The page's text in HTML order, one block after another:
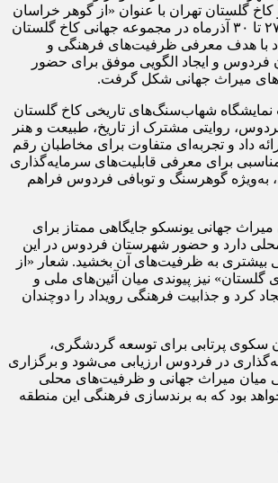
گلستان تهران با عنوان «از گوهر خراسان
تا یلدای گلستان» از ۲۷ تا ۳۰ آذرماه در مجموعه جهانی کاخ گلستان
با هدف معرفی ظرفیت‌های فرهنگی و
و ایجاد الگویی موفق برای حضور
میراث جهانی شکل گرفت.
نمایشگاه شهاب‌سنگ‌های تاریخی کاخ گلستان
روایتی مشترک از تاریخ، طبیعت و هنر
داد و تجربه‌ای متفاوت برای مخاطبان رقم
برای معرفی قابلیت‌های سرمایه‌گذاری
به‌ویژه گوهرسنگ و توبافی فردوس فراهم
جهانی یونسکو جایگاهی ممتاز برای
دارد و حضور شهرستان فردوس در این
بیشتری به ظرفیت‌های آن بخشید. شعار «از
گلستان» نیز پیوندی میان آئین‌های ملی و
کرد و جذابیت فرهنگی رویداد را دوچندان
سکوی پرتابی برای توسعه گردشگری،
در فردوس ارزیابی می‌شود و برگزاری
میان میراث جهانی و ظرفیت‌های محلی
بود که به برندسازی فرهنگی این منطقه